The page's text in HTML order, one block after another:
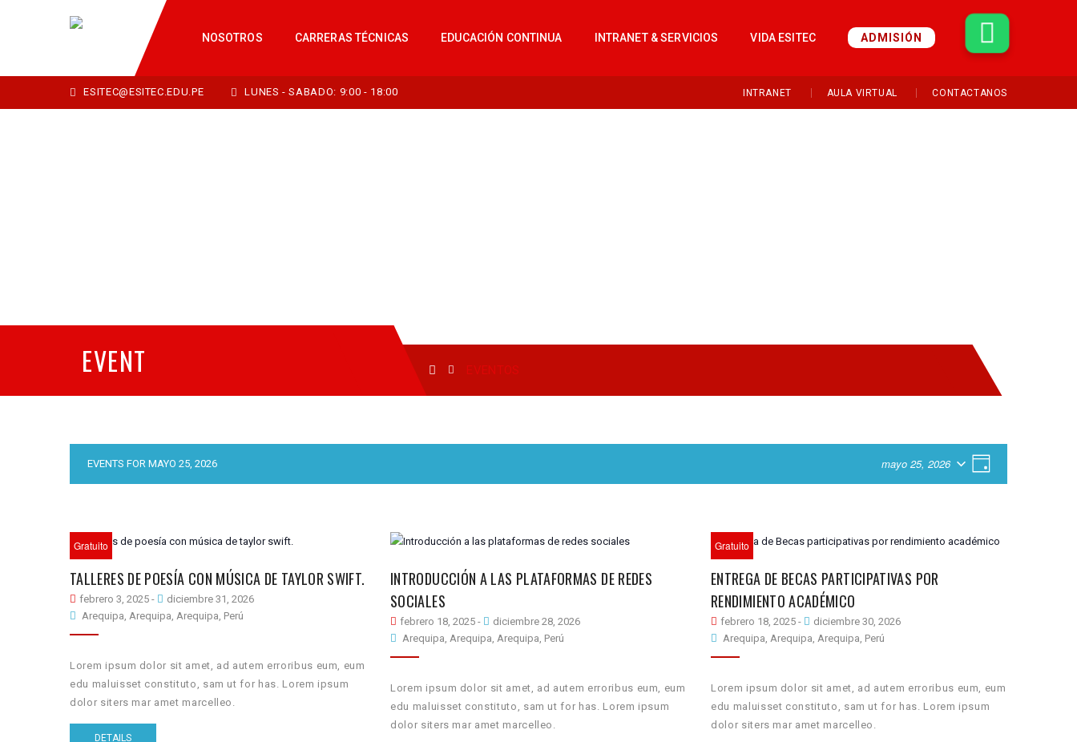
NOSOTROS CARRERAS TÉCNICAS EDUCACIÓN CONTINUA INTRANET & SERVICIOS VIDA ESITEC ADMISIÓN
ESITEC@ESITEC.EDU.PE LUNES - SABADO: 9:00 - 18:00 INTRANET AULA VIRTUAL CONTACTANOS
EVENT EVENTOS
NAVEGACIÓN
VISTAS
NAVEGACIÓN
DE
DE
Día
EVENTS FOR MAYO 25, 2026 mayo 25, 2026
Gratuito
TALLERES DE POESÍA CON MÚSICA DE TAYLOR SWIFT.
febrero 3, 2025 -
diciembre 31, 2026
Arequipa, Arequipa, Arequipa, Perú
Lorem ipsum dolor sit amet, ad autem erroribus eum, eum
edu maluisset constituto, sam ut for has. Lorem ipsum
dolor siters mar amet marcelleo.
DETAILS
INTRODUCCIÓN A LAS PLATAFORMAS DE REDES
SOCIALES
febrero 18, 2025 -
diciembre 28, 2026
Arequipa, Arequipa, Arequipa, Perú
Lorem ipsum dolor sit amet, ad autem erroribus eum, eum
edu maluisset constituto, sam ut for has. Lorem ipsum
dolor siters mar amet marcelleo.
Gratuito
ENTREGA DE BECAS PARTICIPATIVAS POR
RENDIMIENTO ACADÉMICO
febrero 18, 2025 -
diciembre 30, 2026
Arequipa, Arequipa, Arequipa, Perú
Lorem ipsum dolor sit amet, ad autem erroribus eum, eum
edu maluisset constituto, sam ut for has. Lorem ipsum
dolor siters mar amet marcelleo.